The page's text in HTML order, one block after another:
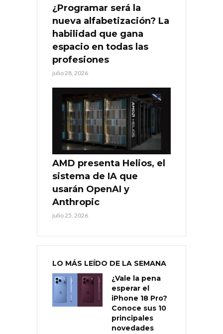
¿Programar será la
nueva alfabetización? La
habilidad que gana
espacio en todas las
profesiones
julio 28, 2026
AMD presenta Helios, el
sistema de IA que
usarán OpenAI y
Anthropic
julio 25, 2026
LO MÁS LEÍDO DE LA SEMANA
¿Vale la pena
esperar el
iPhone 18 Pro?
Conoce sus 10
principales
novedades